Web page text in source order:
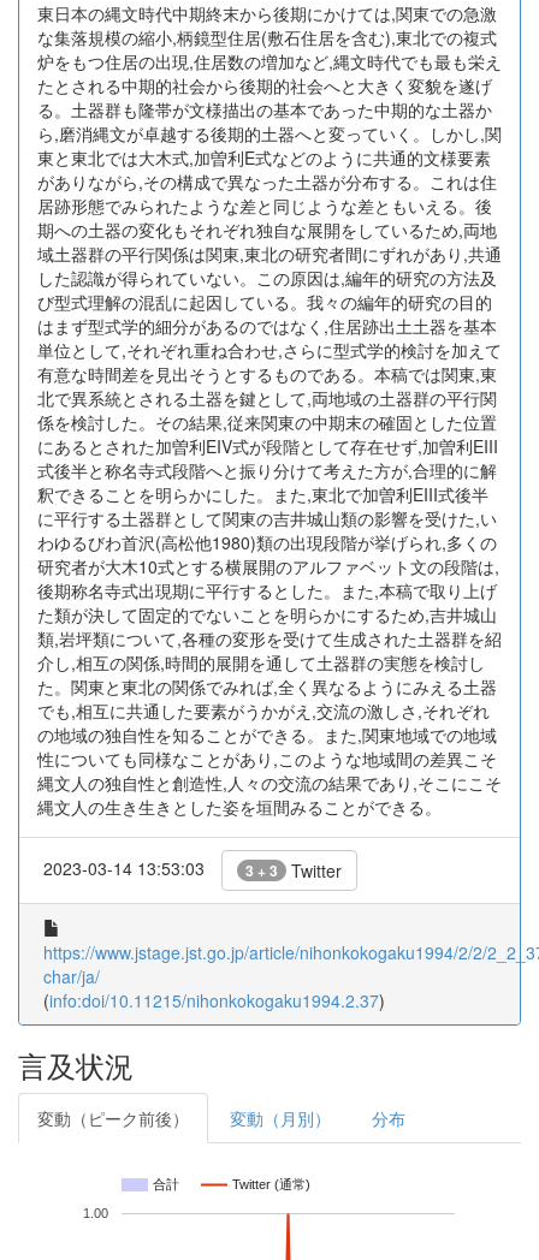
東日本の縄文時代中期終末から後期にかけては,関東での急激
な集落規模の縮小,柄鏡型住居(敷石住居を含む),東北での複式
炉をもつ住居の出現,住居数の増加など,縄文時代でも最も栄え
たとされる中期的社会から後期的社会へと大きく変貌を遂げ
る。土器群も隆帯が文様描出の基本であった中期的な土器か
ら,磨消縄文が卓越する後期的土器へと変っていく。しかし,関
東と東北では大木式,加曽利E式などのように共通的文様要素
がありながら,その構成で異なった土器が分布する。これは住
居跡形態でみられたような差と同じような差ともいえる。後
期への土器の変化もそれぞれ独自な展開をしているため,両地
域土器群の平行関係は関東,東北の研究者間にずれがあり,共通
した認識が得られていない。この原因は,編年的研究の方法及
び型式理解の混乱に起因している。我々の編年的研究の目的
はまず型式学的細分があるのではなく,住居跡出土土器を基本
単位として,それぞれ重ね合わせ,さらに型式学的検討を加えて
有意な時間差を見出そうとするものである。本稿では関東,東
北で異系統とされる土器を鍵として,両地域の土器群の平行関
係を検討した。その結果,従来関東の中期末の確固とした位置
にあるとされた加曽利EIV式が段階として存在せず,加曽利EIII
式後半と称名寺式段階へと振り分けて考えた方が,合理的に解
釈できることを明らかにした。また,東北で加曽利EIII式後半
に平行する土器群として関東の吉井城山類の影響を受けた,い
わゆるびわ首沢(高松他1980)類の出現段階が挙げられ,多くの
研究者が大木10式とする横展開のアルファベット文の段階は,
後期称名寺式出現期に平行するとした。また,本稿で取り上げ
た類が決して固定的でないことを明らかにするため,吉井城山
類,岩坪類について,各種の変形を受けて生成された土器群を紹
介し,相互の関係,時間的展開を通して土器群の実態を検討し
た。関東と東北の関係でみれば,全く異なるようにみえる土器
でも,相互に共通した要素がうかがえ,交流の激しさ,それぞれ
の地域の独自性を知ることができる。また,関東地域での地域
性についても同様なことがあり,このような地域間の差異こそ
縄文人の独自性と創造性,人々の交流の結果であり,そこにこそ
縄文人の生き生きとした姿を垣間みることができる。
2023-03-14 13:53:03 3 + 3 Twitter
https://www.jstage.jst.go.jp/article/nihonkokogaku1994/2/2/
char/ja/
(info:doi/10.11215/nihonkokogaku1994.2.37)
言及状況
変動（ピーク前後） 変動（月別） 分布
合計 Twitter (通常)
1.00